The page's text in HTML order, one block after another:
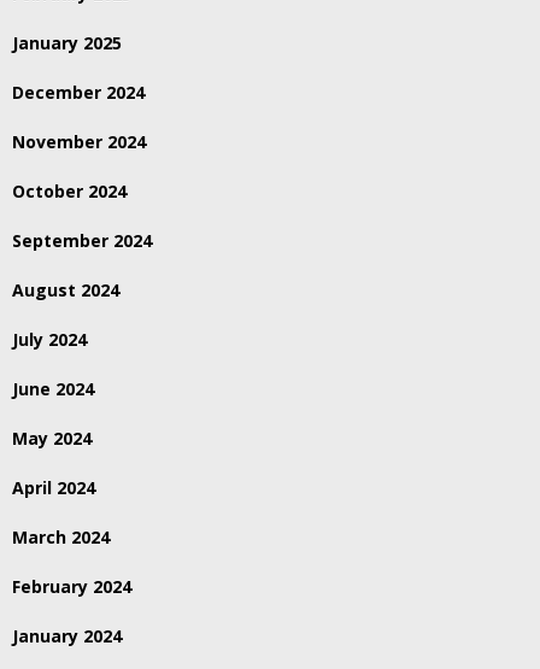
January 2025
December 2024
November 2024
October 2024
September 2024
August 2024
July 2024
June 2024
May 2024
April 2024
March 2024
February 2024
January 2024